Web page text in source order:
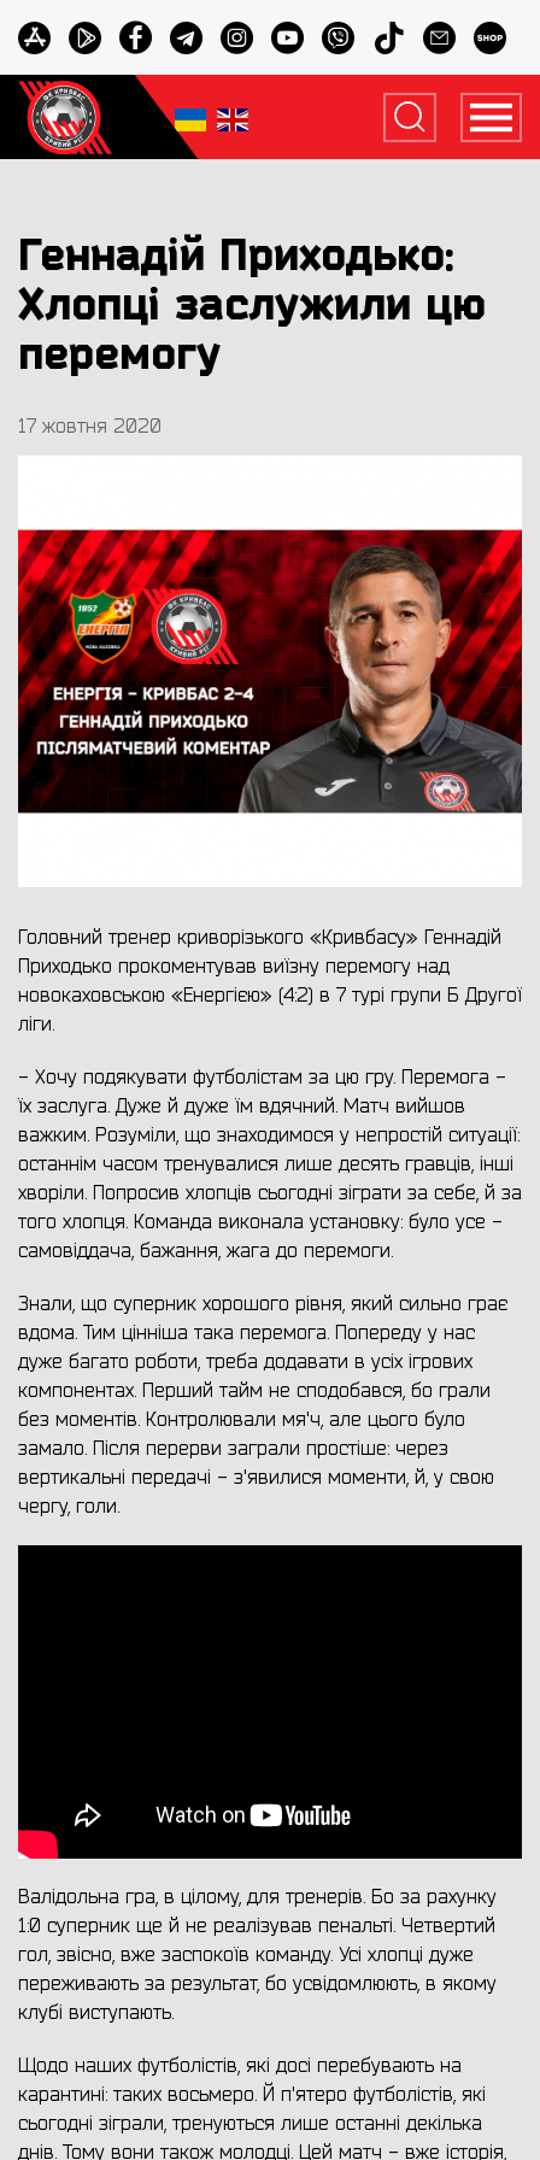
Геннадій Приходько:
Хлопці заслужили цю
перемогу
17 жовтня 2020
Головний тренер криворізького «Кривбасу» Геннадій
Приходько прокоментував виїзну перемогу над
новокаховською «Енергією» (4:2) в 7 турі групи Б Другої
ліги.
- Хочу подякувати футболістам за цю гру. Перемога -
їх заслуга. Дуже й дуже їм вдячний. Матч вийшов
важким. Розуміли, що знаходимося у непростій ситуації:
останнім часом тренувалися лише десять гравців, інші
хворіли. Попросив хлопців сьогодні зіграти за себе, й за
того хлопця. Команда виконала установку: було усе -
самовіддача, бажання, жага до перемоги.
Знали, що суперник хорошого рівня, який сильно грає
вдома. Тим цінніша така перемога. Попереду у нас
дуже багато роботи, треба додавати в усіх ігрових
компонентах. Перший тайм не сподобався, бо грали
без моментів. Контролювали мя'ч, але цього було
замало. Після перерви заграли простіше: через
вертикальні передачі - з'явилися моменти, й, у свою
чергу, голи.
Валідольна гра, в цілому, для тренерів. Бо за рахунку
1:0 суперник ще й не реалізував пенальті. Четвертий
гол, звісно, вже заспокоїв команду. Усі хлопці дуже
переживають за результат, бо усвідомлюють, в якому
клубі виступають.
Щодо наших футболістів, які досі перебувають на
карантині: таких восьмеро. Й п'ятеро футболістів, які
сьогодні зіграли, тренуються лише останні декілька
днів. Тому вони також молодці. Цей матч - вже історія,